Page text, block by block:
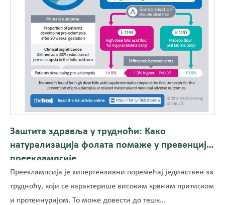
Заштита здравља у трудноћи: Како
натурализација фолата помаже у превенцији
прееклампсије
Прееклампсија је хипертензивни поремећај јединствен за
трудноћу, који се карактерише високим крвним притиском
и протеинуријом. То може довести до тешк...